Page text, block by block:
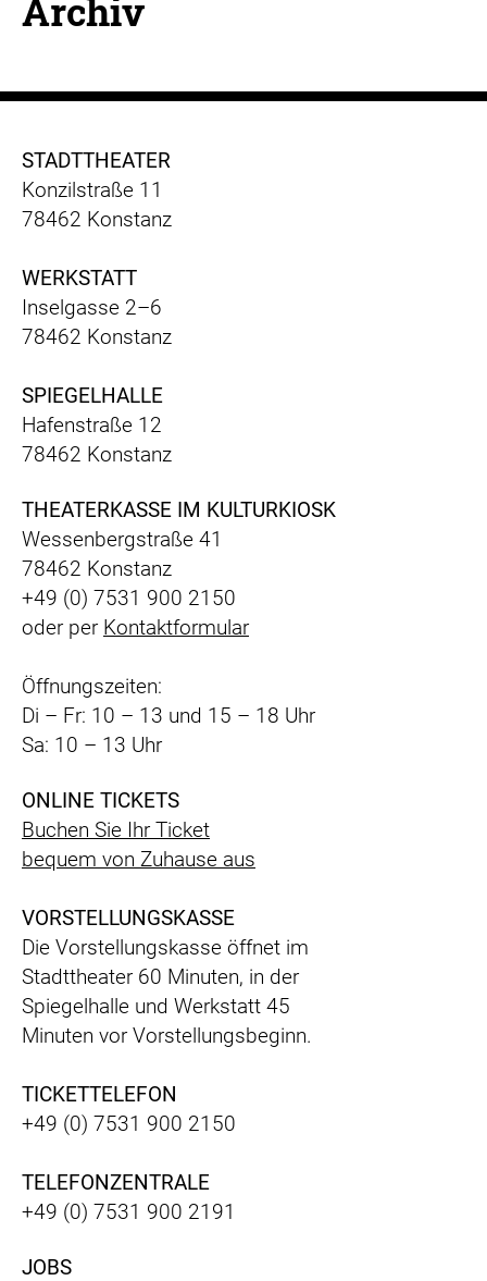
Archiv
STADTTHEATER
Konzilstraße 11
78462 Konstanz
WERKSTATT
Inselgasse 2–6
78462 Konstanz
SPIEGELHALLE
Hafenstraße 12
78462 Konstanz
THEATERKASSE IM KULTURKIOSK
Wessenbergstraße 41
78462 Konstanz
+49 (0) 7531 900 2150
oder per Kontaktformular
Öffnungszeiten:
Di – Fr: 10 – 13 und 15 – 18 Uhr
Sa: 10 – 13 Uhr
ONLINE TICKETS
Buchen Sie Ihr Ticket
bequem von Zuhause aus
VORSTELLUNGSKASSE
Die Vorstellungskasse öffnet im
Stadttheater 60 Minuten, in der
Spiegelhalle und Werkstatt 45
Minuten vor Vorstellungsbeginn.
TICKETTELEFON
+49 (0) 7531 900 2150
TELEFONZENTRALE
+49 (0) 7531 900 2191
JOBS